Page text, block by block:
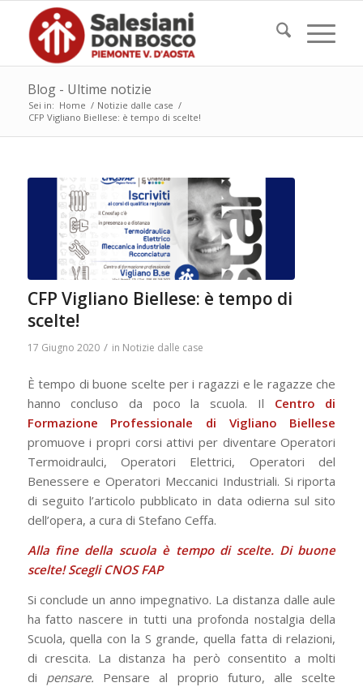
Blog - Ultime notizie
Sei in: Home / Notizie dalle case /
CFP Vigliano Biellese: è tempo di scelte!
CFP Vigliano Biellese: è tempo di
scelte!
17 Giugno 2020 / in Notizie dalle case
È tempo di buone scelte per i ragazzi e le ragazze che
hanno concluso da poco la scuola. Il Centro di
Formazione Professionale di Vigliano Biellese
promuove i propri corsi attivi per diventare Operatori
Termoidraulci, Operatori Elettrici, Operatori del
Benessere e Operatori Meccanici Industriali. Si riporta
di seguito l’articolo pubblicato in data odierna sul sito
dell’opera, a cura di Stefano Ceffa.
Alla fine della scuola è tempo di scelte. Di buone
scelte! Scegli CNOS FAP
Si conclude un anno impegnativo. La distanza dalle aule
ha fatto nascere in tutti una profonda nostalgia della
Scuola, quella con la S grande, quella fatta di relazioni,
di crescita. La distanza ha però consentito a molti
di pensare. Pensare al proprio futuro, alle scelte